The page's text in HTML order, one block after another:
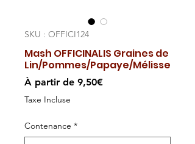
SKU : OFFICI124
Mash OFFICINALIS Graines de
Lin/Pommes/Papaye/Mélisse
À partir de 9,50€Prix
Taxe Incluse
Contenance *